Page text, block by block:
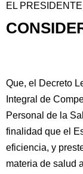
EL
Que, el Decreto
Integral de
Personal de la
finalidad que el
eficiencia, y
materia de salud